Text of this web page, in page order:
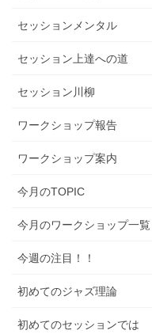
セッションメンタル
セッション上達への道
セッション川柳
ワークショップ報告
ワークショップ案内
今月のTOPIC
今月のワークショップ一覧
今週の注目！！
初めてのジャズ理論
初めてのセッションでは